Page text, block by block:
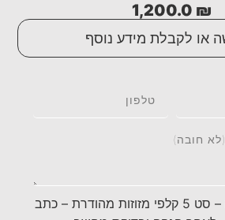
1,200.0 ₪
או לקבלת מידע נוסף
לגבי: קלפי מזוזה – סט 5 קלפי מזוזות מהודרת – כתב